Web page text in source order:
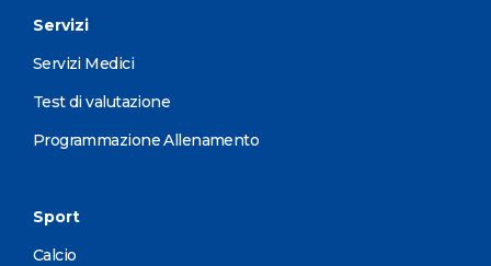
Servizi
Servizi Medici
Test di valutazione
Programmazione Allenamento
Sport
Calcio